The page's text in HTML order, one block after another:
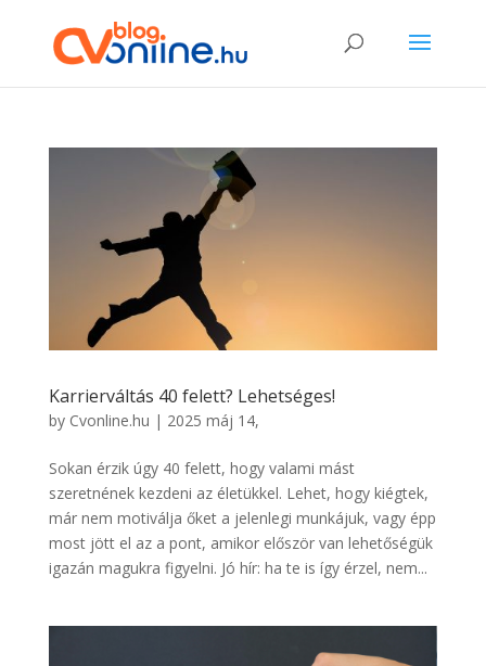
Karrierváltás 40 felett? Lehetséges!
by Cvonline.hu | 2025 máj 14,
Sokan érzik úgy 40 felett, hogy valami mást
szeretnének kezdeni az életükkel. Lehet, hogy kiégtek,
már nem motiválja őket a jelenlegi munkájuk, vagy épp
most jött el az a pont, amikor először van lehetőségük
igazán magukra figyelni. Jó hír: ha te is így érzel, nem...